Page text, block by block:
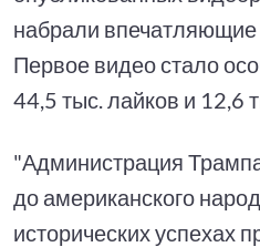
набрали впечатляющие
Первое видео стало
44,5 тыс. лайков и 12,6
"Администрация
до американского
исторических успехах